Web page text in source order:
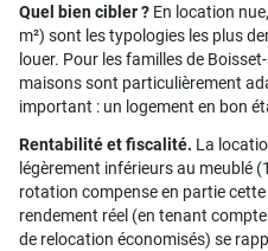
Quel bien cibler ? En location
m²) sont les typologies les plus
louer. Pour les familles de
maisons sont particulièrement
important : un logement en bon
Rentabilité et fiscalité. La
légèrement inférieurs au meublé
rotation compense en partie
rendement réel (en tenant
de relocation économisés) se